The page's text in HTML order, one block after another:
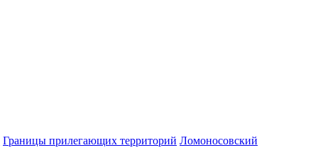
Границы прилегающих территорий Ломоносовский